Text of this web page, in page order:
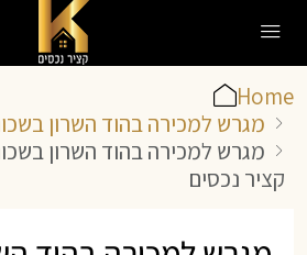
Home
מגרש למכירה בהוד השרון
מגרש למכירה בהוד השרון
קציר נכסים